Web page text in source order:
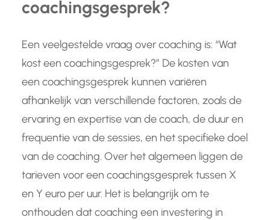
coachingsgesprek?
Een veelgestelde vraag over coaching is: “Wat
kost een coachingsgesprek?” De kosten van
een coachingsgesprek kunnen variëren
afhankelijk van verschillende factoren, zoals de
ervaring en expertise van de coach, de duur en
frequentie van de sessies, en het specifieke doel
van de coaching. Over het algemeen liggen de
tarieven voor een coachingsgesprek tussen X
en Y euro per uur. Het is belangrijk om te
onthouden dat coaching een investering in